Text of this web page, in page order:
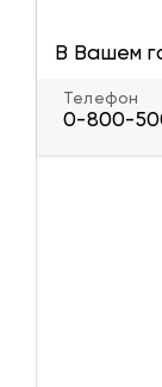
В Вашем
Телефон
0-800-